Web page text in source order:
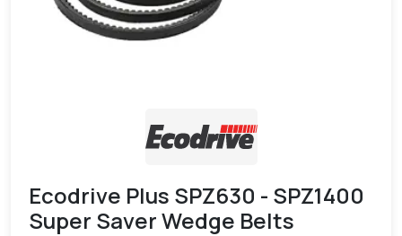
Ecodrive Plus SPZ630 - SPZ1400
Super Saver Wedge Belts